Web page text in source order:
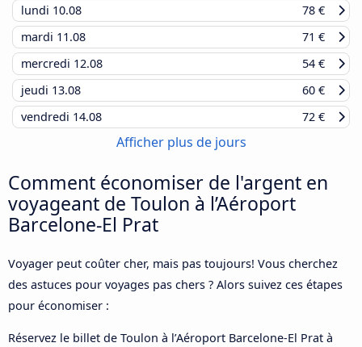
lundi 10.08
78 €
mardi 11.08
71 €
mercredi 12.08
54 €
jeudi 13.08
60 €
vendredi 14.08 72 €
Afficher plus de jours
Comment économiser de l'argent en
voyageant de Toulon à l’Aéroport
Barcelone-El Prat
Voyager peut coûter cher, mais pas toujours! Vous cherchez
des astuces pour voyages pas chers ? Alors suivez ces étapes
pour économiser :
Réservez le billet de Toulon à l’Aéroport Barcelone-El Prat à